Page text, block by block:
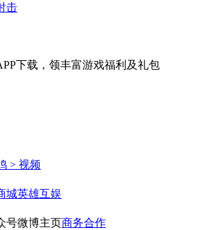
击
下载 ，领丰富游戏福利 及礼包
> 视频
城英雄互娱
号微博主页商务合作